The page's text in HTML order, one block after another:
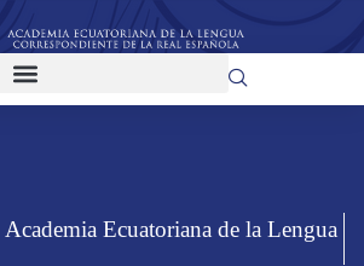
Academia Ecuatoriana de la Lengua